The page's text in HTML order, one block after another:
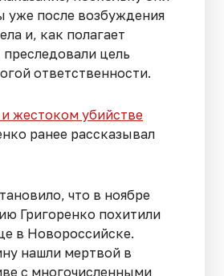
уже после возбуждения
и, как полагает
цель
ответственности.
жестоком убийстве
ранее рассказывал
что в ноябре
Григоренко похитили
в Новороссийске.
нашли мертвой в
с многочисленными